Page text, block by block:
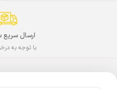
ارسال سریع
با توجه به